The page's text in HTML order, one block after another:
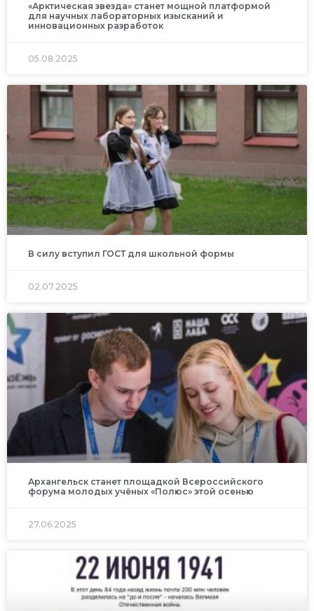
«Арктическая звезда» станет мощной платформой
для научных лабораторных изысканий и
инновационных разработок
05.08.2025
В силу вступил ГОСТ для школьной формы
02.07.2025
Архангельск станет площадкой Всероссийского
форума молодых учёных «Полюс» этой осенью
27.06.2025